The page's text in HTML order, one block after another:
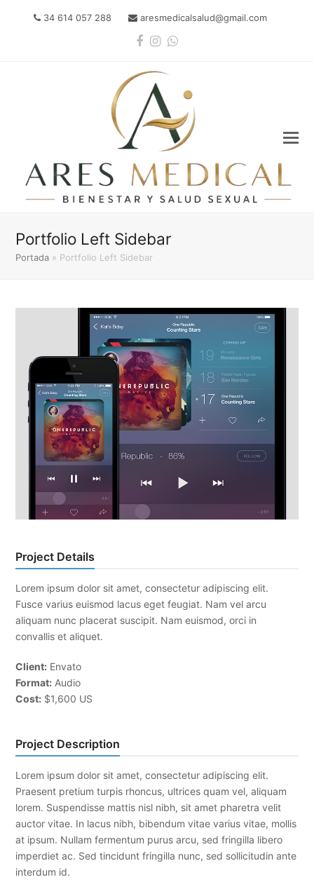
34 614 057 288 aresmedicalsalud@gmail.com
Facebook
Instagram
Whatsapp
Portfolio Left Sidebar
Portada » Portfolio Left Sidebar
Project Details
Lorem ipsum dolor sit amet, consectetur adipiscing elit.
Fusce varius euismod lacus eget feugiat. Nam vel arcu
aliquam nunc placerat suscipit. Nam euismod, orci in
convallis et aliquet.
Client: Envato
Format: Audio
Cost: $1,600 US
Project Description
Lorem ipsum dolor sit amet, consectetur adipiscing elit.
Praesent pretium turpis rhoncus, ultrices quam vel, aliquam
lorem. Suspendisse mattis nisl nibh, sit amet pharetra velit
auctor vitae. In lacus nibh, bibendum vitae varius vitae, mollis
at ipsum. Nullam fermentum purus arcu, sed fringilla libero
imperdiet ac. Sed tincidunt fringilla nunc, sed sollicitudin ante
interdum id.